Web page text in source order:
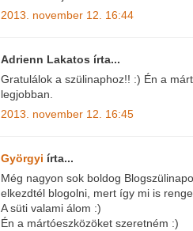
2013. november 12. 16:44
Adrienn Lakatos írta...
Gratulálok a szülinaphoz!! :) Én a
legjobban.
2013. november 12. 16:45
Györgyi írta...
Még nagyon sok boldog
elkezdtél blogolni, mert így mi is
A süti valami álom :)
Én a mártóeszközöket szeretném :)